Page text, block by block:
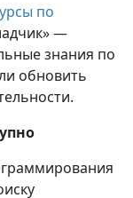
по
—
знания по
обновить